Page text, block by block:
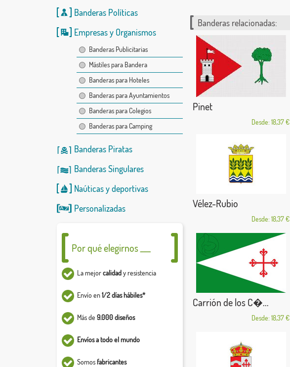
Banderas Políticas
Empresas y Organismos
Banderas Publicitarias
Mástiles para Bandera
Banderas para Hoteles
Banderas para Ayuntamientos
Banderas para Colegios
Banderas para Camping
Banderas Piratas
Banderas Singulares
Naúticasydeportivas
Personalizadas
Por qué elegirnos ___
La mejorcalidady resistencia
Envío en1/2 días hábiles*
Más de 9.000 diseños
Envíos a todo el mundo
Somosfabricantes
Banderas relacionadas:
Pinet
Desde: 18,37 €
Vélez-Rubio
Desde: 18,37 €
Carrión de los C�...
Desde: 18,37 €